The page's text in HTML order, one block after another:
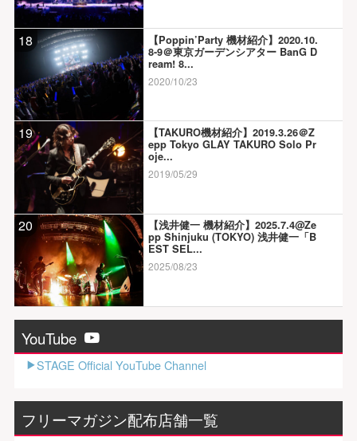
18
【Poppin’Party 機材紹介】2020.10.
8-9＠東京ガーデンシアター BanG D
ream! 8...
2020/10/23
19
【TAKURO機材紹介】2019.3.26＠Z
epp Tokyo GLAY TAKURO Solo Pr
oje...
2019/05/29
20
【浅井健一 機材紹介】2025.7.4@Ze
pp Shinjuku (TOKYO) 浅井健一「B
EST SEL...
2025/08/23
YouTube
STAGE Official YouTube Channel
フリーマガジン配布店舗一覧